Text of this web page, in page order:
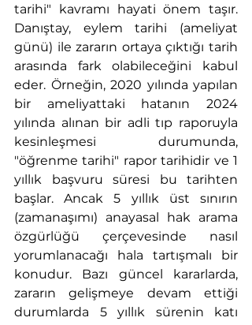
tarihi" kavramı hayati önem taşır.
Danıştay, eylem tarihi (ameliyat
günü) ile zararın ortaya çıktığı tarih
arasında fark olabileceğini kabul
eder. Örneğin, 2020 yılında yapılan
bir ameliyattaki hatanın 2024
yılında alınan bir adli tıp raporuyla
kesinleşmesi durumunda,
"öğrenme tarihi" rapor tarihidir ve 1
yıllık başvuru süresi bu tarihten
başlar. Ancak 5 yıllık üst sınırın
(zamanaşımı) anayasal hak arama
özgürlüğü çerçevesinde nasıl
yorumlanacağı hala tartışmalı bir
konudur. Bazı güncel kararlarda,
zararın gelişmeye devam ettiği
durumlarda 5 yıllık sürenin katı